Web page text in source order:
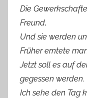
Die
Freund,
Und sie werden
Früher erntete
Jetzt soll es auf
gegessen werden.
Ich sehe den Tag